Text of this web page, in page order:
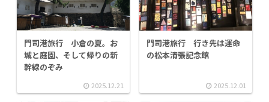
門司港旅行 小倉の夏。お
城と庭園、そして帰りの新
幹線のぞみ
2025.12.21
門司港旅行 行き先は運命
の松本清張記念館
2025.12.01